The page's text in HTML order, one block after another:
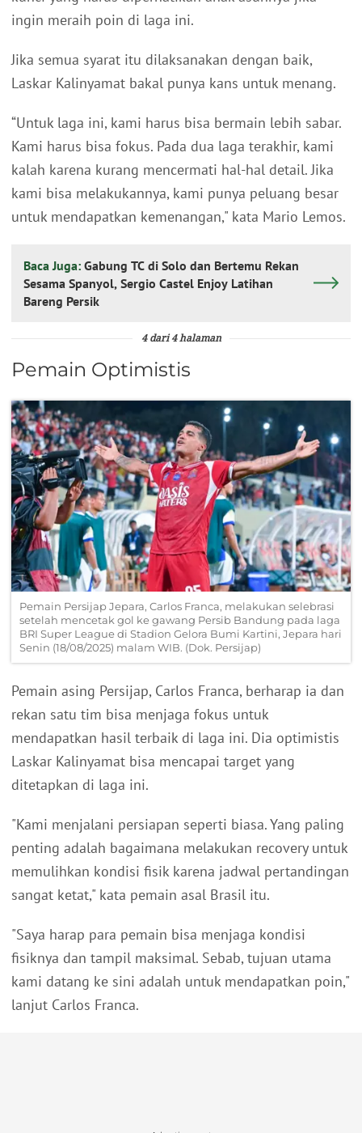
ingin meraih poin di laga ini.
Jika semua syarat itu dilaksanakan dengan baik,
Laskar Kalinyamat bakal punya kans untuk menang.
“Untuk laga ini, kami harus bisa bermain lebih sabar.
Kami harus bisa fokus. Pada dua laga terakhir, kami
kalah karena kurang mencermati hal-hal detail. Jika
kami bisa melakukannya, kami punya peluang besar
untuk mendapatkan kemenangan," kata Mario Lemos.
Baca Juga: Gabung TC di Solo dan Bertemu Rekan
Sesama Spanyol, Sergio Castel Enjoy Latihan
Bareng Persik
4 dari 4 halaman
Pemain Optimistis
Pemain Persijap Jepara, Carlos Franca, melakukan selebrasi
setelah mencetak gol ke gawang Persib Bandung pada laga
BRI Super League di Stadion Gelora Bumi Kartini, Jepara hari
Senin (18/08/2025) malam WIB. (Dok. Persijap)
Pemain asing Persijap, Carlos Franca, berharap ia dan
rekan satu tim bisa menjaga fokus untuk
mendapatkan hasil terbaik di laga ini. Dia optimistis
Laskar Kalinyamat bisa mencapai target yang
ditetapkan di laga ini.
"Kami menjalani persiapan seperti biasa. Yang paling
penting adalah bagaimana melakukan recovery untuk
memulihkan kondisi fisik karena jadwal pertandingan
sangat ketat," kata pemain asal Brasil itu.
"Saya harap para pemain bisa menjaga kondisi
fisiknya dan tampil maksimal. Sebab, tujuan utama
kami datang ke sini adalah untuk mendapatkan poin,"
lanjut Carlos Franca.